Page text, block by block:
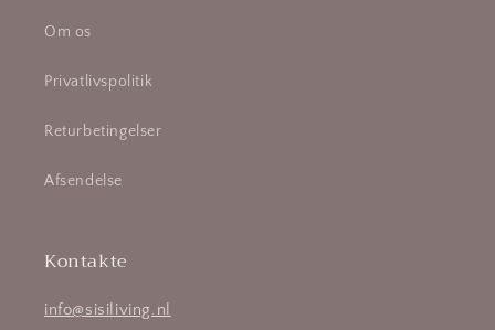
Om os
Privatlivspolitik
Returbetingelser
Afsendelse
Kontakte
info@sisiliving.nl